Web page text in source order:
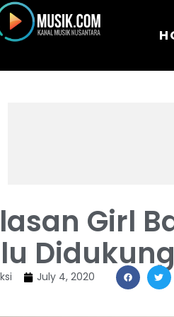
Girl
July 4, 2020